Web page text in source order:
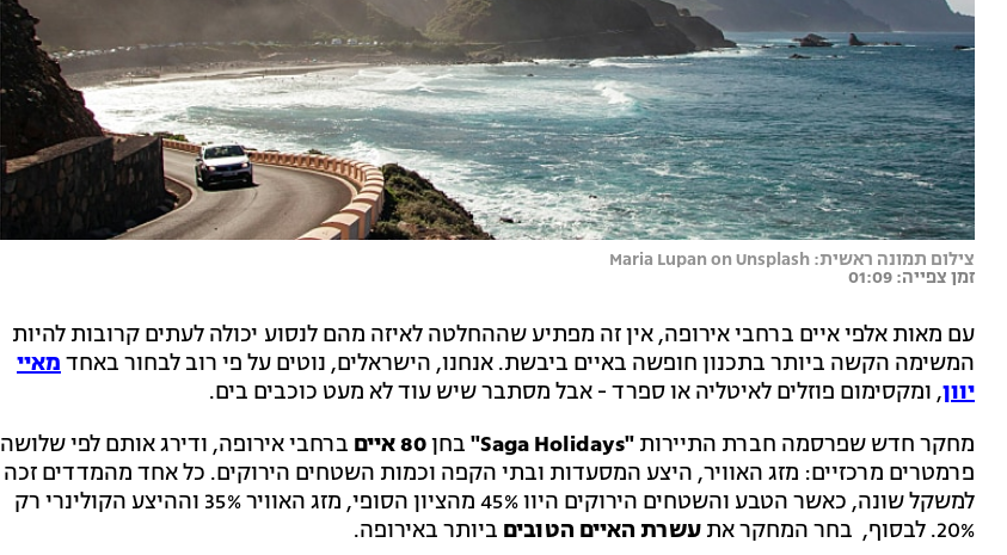
צילום תמונה ראשית: Maria Lupan on Unsplash
זמן צפייה: 01:09
עם מאות אלפי איים ברחבי אירופה, אין זה מפתיע שההחלטה לאיזה מהם לנסוע יכולה לעתים קרובות להיות
המשימה הקשה ביותר בתכנון חופשה באיים ביבשת. אנחנו, הישראלים, נוטים על פי רוב לבחור באחדמאיי
יוון, ומקסימום פוזלים לאיטליה או ספרד - אבל מסתבר שיש עוד לא מעט כוכבים בים.
מחקר חדש שפרסמה חברת התיירות "Saga Holidays" בחן80 איים
ברחבי אירופה, ודירג אותם לפי שלושה
פרמטרים מרכזיים: מזג האוויר, היצע המסעדות ובתי הקפה וכמות השטחים הירוקים. כל אחד מהמדדים זכה
למשקל שונה, כאשר הטבע והשטחים הירוקים היוו 45% מהציון הסופי, מזג האוויר 35% וההיצע הקולינרי רק
20%. לבסוף, בחר המחקר את
עשרת האיים הטובים ביותר באירופה.